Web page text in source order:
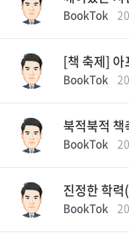
BookTok
[책 축제] 아
BookTok
북적북적 책
BookTok
진정한 학
BookTok